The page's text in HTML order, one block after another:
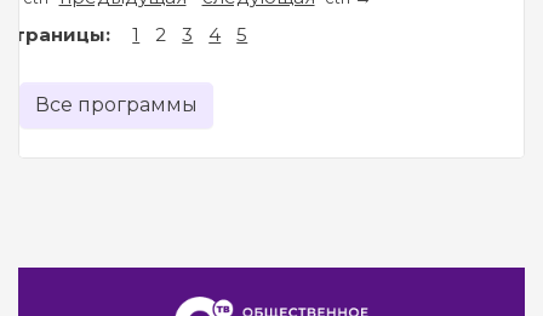
Страницы: 1 2 3 4 5
Все программы